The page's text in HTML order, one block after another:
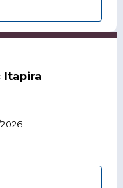
Itapira
2026